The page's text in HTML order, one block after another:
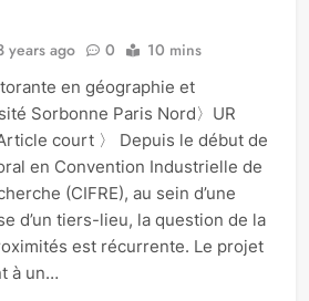
years ago 0 10 mins
en géographie et
Sorbonne Paris Nord〉UR
court 〉 Depuis le début de
en Convention Industrielle de
(CIFRE), au sein d’une
d’un tiers-lieu, la question de la
est récurrente. Le projet
à un…